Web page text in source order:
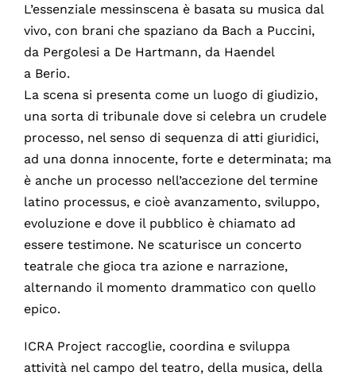
L’essenziale messinscena è basata su musica dal
vivo, con brani che spaziano da Bach a Puccini,
da Pergolesi a De Hartmann, da Haendel
a Berio.
La scena si presenta come un luogo di giudizio,
una sorta di tribunale dove si celebra un crudele
processo, nel senso di sequenza di atti giuridici,
ad una donna innocente, forte e determinata; ma
è anche un processo nell’accezione del termine
latino processus, e cioè avanzamento, sviluppo,
evoluzione e dove il pubblico è chiamato ad
essere testimone. Ne scaturisce un concerto
teatrale che gioca tra azione e narrazione,
alternando il momento drammatico con quello
epico.
ICRA Project raccoglie, coordina e sviluppa
attività nel campo del teatro, della musica, della